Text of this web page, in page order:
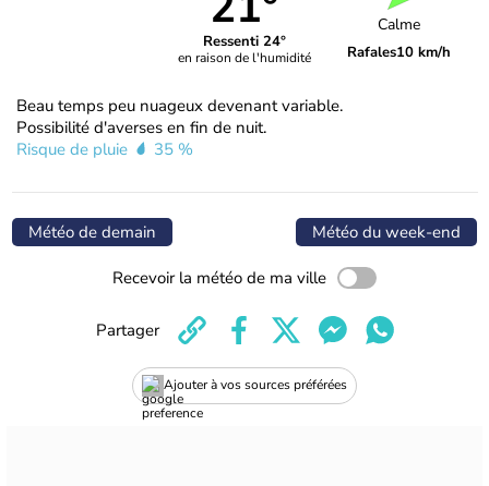
Ressenti 24°
en raison de l'humidité
Calme
Rafales10 km/h
Beau temps peu nuageux devenant variable.
Possibilité d'averses en fin de nuit.
Risque de pluie
35 %
Météo de demain Météo du week-end
Recevoir la météo de ma ville
Ajouter à vos sources préférées
Partager